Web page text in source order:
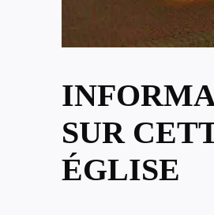
SUR
ÉGLISE